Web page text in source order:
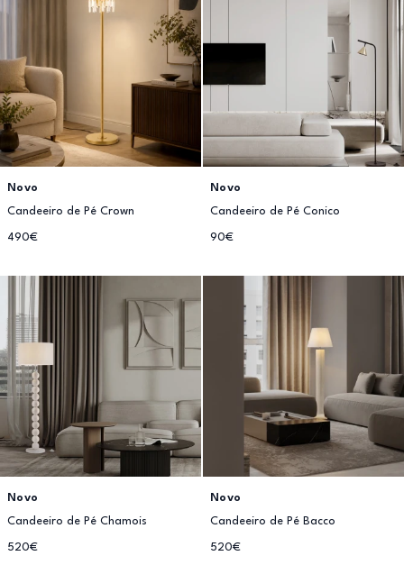
Novo
Candeeiro de Pé Crown
490€
Novo
Candeeiro de Pé Conico
90€
Novo
Candeeiro de Pé Chamois
520€
Novo
Candeeiro de Pé Bacco
520€